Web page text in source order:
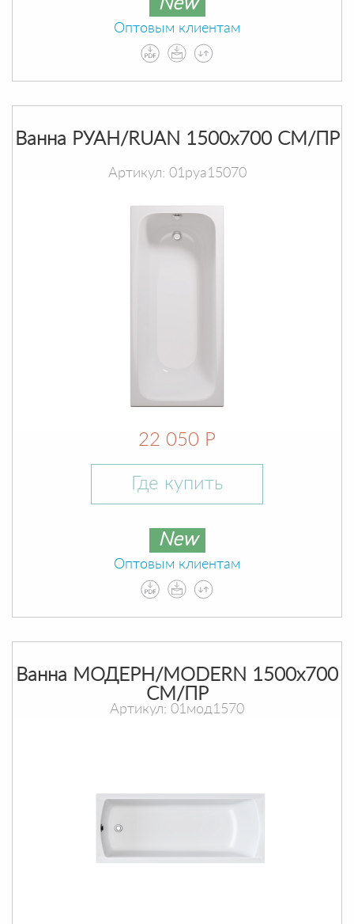
New
Оптовым клиентам
Ванна РУАН/RUAN 1500х700 СМ/ПР
Артикул: 01руа15070
22 050 Р
Где купить
New
Оптовым клиентам
Ванна МОДЕРН/MODERN 1500х700
СМ/ПР
Артикул: 01мод1570